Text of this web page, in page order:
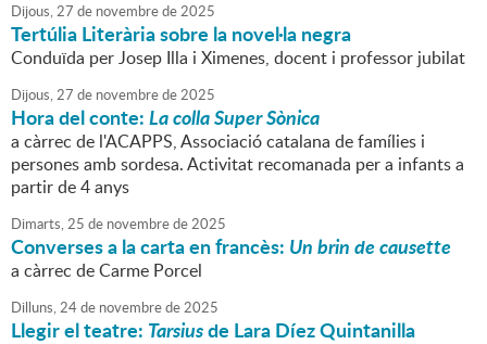
Dijous,27 de novembrede2025
Tertúlia Literària sobre la novel·la negra
Conduïda per Josep Illa i Ximenes, docent i professor jubilat
Dijous,27 de novembrede2025
Hora del conte:La colla Super Sònica
a càrrec de l'ACAPPS, Associació catalana de famílies i
persones amb sordesa. Activitat recomanada per a infants a
partir de 4 anys
Dimarts,25 de novembrede2025
Converses a la carta en francès: Un brin de causette
a càrrec de Carme Porcel
Dilluns,24de novembrede2025
Llegir el teatre: Tarsiusde Lara Díez Quintanilla